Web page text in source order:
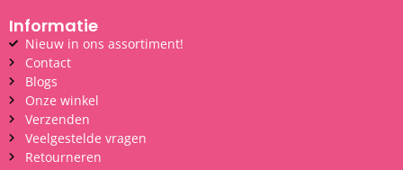
Informatie
Nieuw in ons assortiment!
Contact
Blogs
Onze winkel
Verzenden
Veelgestelde vragen
Retourneren